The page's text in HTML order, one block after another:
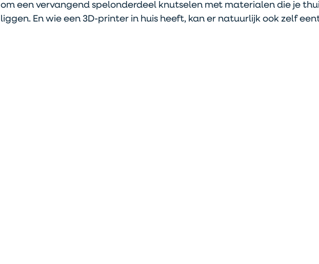
om een vervangend spelonderdeel knutselen met materialen die je
liggen. En wie een 3D-printer in huis heeft, kan er natuurlijk ook zelf